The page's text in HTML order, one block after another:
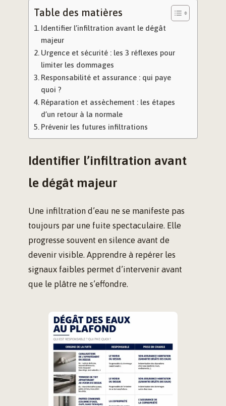
Table des matières
Identifier l’infiltration avant le dégât
majeur
Urgence et sécurité : les 3 réflexes pour
limiter les dommages
Responsabilité et assurance : qui paye
quoi ?
Réparation et assèchement : les étapes
d’un retour à la normale
Prévenir les futures infiltrations
Identifier l’infiltration avant
le dégât majeur
Une infiltration d’eau ne se manifeste pas
toujours par une fuite spectaculaire. Elle
progresse souvent en silence avant de
devenir visible. Apprendre à repérer les
signaux faibles permet d’intervenir avant
que le plâtre ne s’effondre.